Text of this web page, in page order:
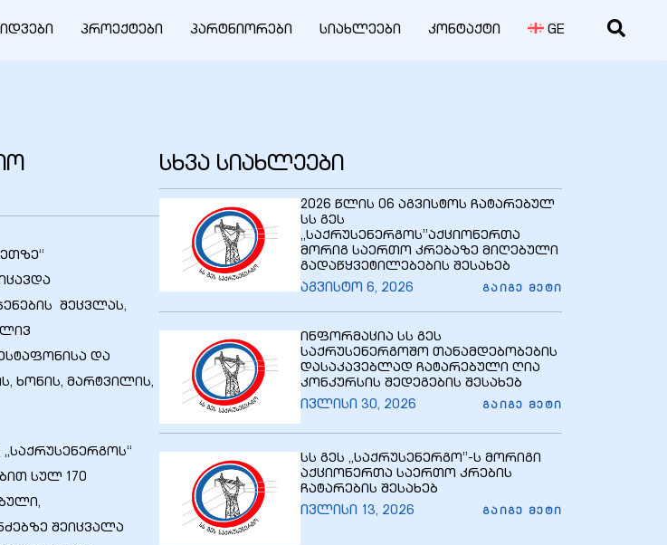
პროექტები პარტნიორები სიახლეები კონტაქტი GE
შეცვლას,
და
ხონის, მარტვილის,
სულ 170
შეიცვალა
სხვა სიახლეები
2026 წლის 06 აგვისტოს ჩატარებულ
სს გეს
,,საქრუსენერგოს”აქციონერთა
მორიგ საერთო კრებაზე მიღებული
გადაწყვეტილებების შესახებ
აგვისტო 6, 2026 ᲒᲐᲘᲒᲔ ᲛᲔᲢᲘ
ინფორმაცია სს გეს
საქრუსენერგოშო თანამდებობების
დასაკავებლად ჩატარებული ღია
კონკურსის შედეგების შესახებ
ივლისი 30, 2026 ᲒᲐᲘᲒᲔ ᲛᲔᲢᲘ
სს გეს ,,საქრუსენერგო’’-ს მორიგი
აქციონერთა საერთო კრების
ჩატარების შესახებ
ივლისი 13, 2026 ᲒᲐᲘᲒᲔ ᲛᲔᲢᲘ